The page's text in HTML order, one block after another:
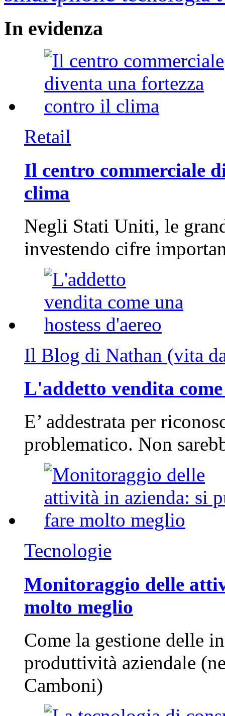
In evidenza
Retail
Il centro commerciale
clima
Negli Stati Uniti, le
investendo cifre
Il Blog di Nathan (vita
L'addetto vendita
E’ addestrata per
problematico. Non
Tecnologie
Monitoraggio delle
molto meglio
Come la gestione delle
produttività aziendale
Camboni)